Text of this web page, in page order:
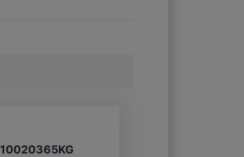
10020365KG